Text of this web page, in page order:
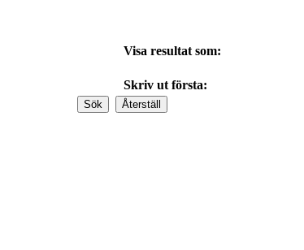
Visa resultat som:
Skriv ut första: